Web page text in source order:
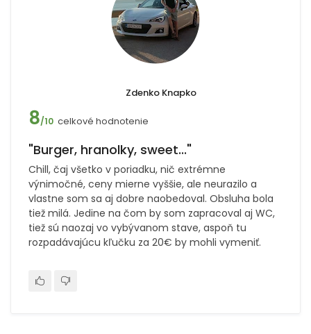
Zdenko Knapko
8/10 celkové hodnotenie
"Burger, hranolky, sweet..."
Chill, čaj všetko v poriadku, nič extrémne
výnimočné, ceny mierne vyššie, ale neurazilo a
vlastne som sa aj dobre naobedoval. Obsluha bola
tiež milá. Jedine na čom by som zapracoval aj WC,
tiež sú naozaj vo vybývanom stave, aspoň tu
rozpadávajúcu kľučku za 20€ by mohli vymeniť.